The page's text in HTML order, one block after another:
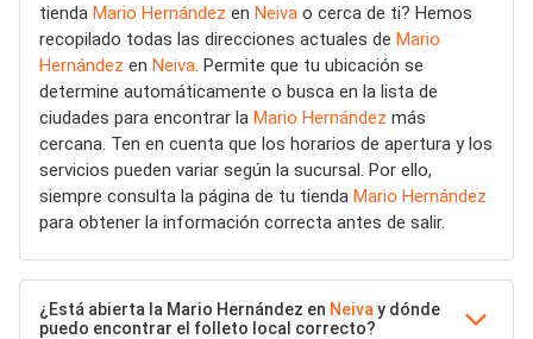
tienda Mario Hernández en Neiva o cerca de ti? Hemos
recopilado todas las direcciones actuales de Mario
Hernández en Neiva. Permite que tu ubicación se
determine automáticamente o busca en la lista de
ciudades para encontrar la Mario Hernández más
cercana. Ten en cuenta que los horarios de apertura y los
servicios pueden variar según la sucursal. Por ello,
siempre consulta la página de tu tienda Mario Hernández
para obtener la información correcta antes de salir.
¿Está abierta la Mario Hernández en Neiva y dónde
puedo encontrar el folleto local correcto?